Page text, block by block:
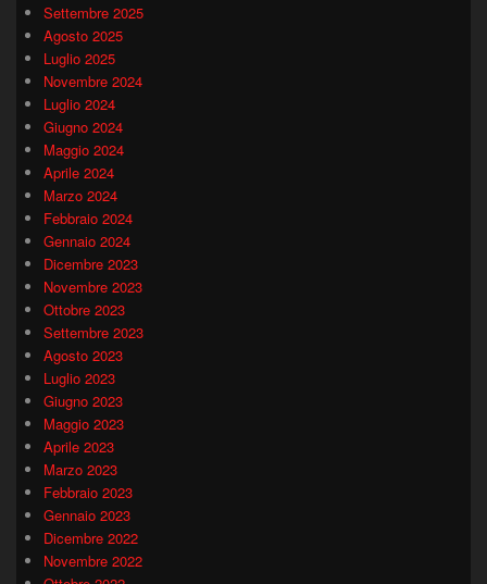
Settembre 2025
Agosto 2025
Luglio 2025
Novembre 2024
Luglio 2024
Giugno 2024
Maggio 2024
Aprile 2024
Marzo 2024
Febbraio 2024
Gennaio 2024
Dicembre 2023
Novembre 2023
Ottobre 2023
Settembre 2023
Agosto 2023
Luglio 2023
Giugno 2023
Maggio 2023
Aprile 2023
Marzo 2023
Febbraio 2023
Gennaio 2023
Dicembre 2022
Novembre 2022